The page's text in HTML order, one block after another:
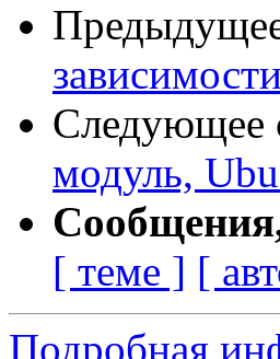
Следующее
модуль,
[ теме ] [
Подробная